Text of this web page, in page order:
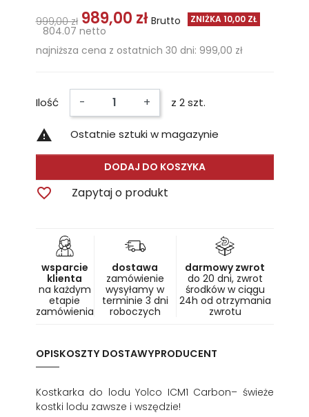
999,00 zł 989,00 zł Brutto ZNIŻKA 10,00 ZŁ
804.07 netto
najniższa cena z ostatnich 30 dni: 999,00 zł
Ilość - + z 2 szt.
 Ostatnie sztuki w magazynie
DODAJ DO KOSZYKA
 Zapytaj o produkt
wsparcie
klienta
na każdym
etapie
zamówienia
dostawa
zamówienie
wysyłamy w
terminie 3 dni
roboczych
darmowy zwrot
do 20 dni, zwrot
środków w ciągu
24h od otrzymania
zwrotu
OPISKOSZTY DOSTAWYPRODUCENT
Kostkarka do lodu Yolco ICM1 Carbon– świeże
kostki lodu zawsze i wszędzie!